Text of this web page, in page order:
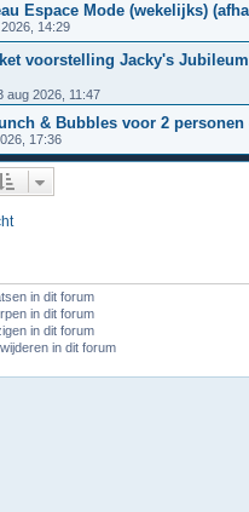
Espace Mode (wekelijks)
14:29
voorstelling Jacky's
aug 2026, 11:47
& Bubbles voor 2 personen
17:36
in dit forum
in dit forum
in dit forum
in dit forum